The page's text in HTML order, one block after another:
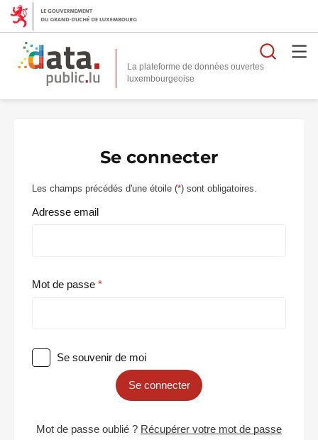
La plateforme de données ouvertes
Se connecter
Les champs précédés d'une étoile (*) sont obligatoires.
Adresse email
Mot de passe
Se souvenir de moi
Se connecter
Mot de passe oublié ? Récupérer votre mot de passe